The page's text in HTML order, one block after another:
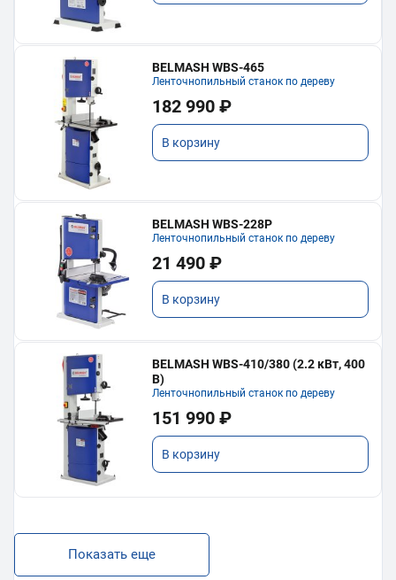
BELMASH WBS-465
Ленточнопильный станок по дереву
182 990 ₽
В корзину
BELMASH WBS-228P
Ленточнопильный станок по дереву
21 490 ₽
В корзину
BELMASH WBS-410/380 (2.2 кВт, 400
В)
Ленточнопильный станок по дереву
151 990 ₽
В корзину
Показать еще